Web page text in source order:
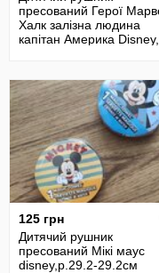
пресований Герої
Халк залізна людина
капітан Америка Disney,
125 грн
Дитячий рушник
пресований Мікі маус
disney,р.29.2-29.2см